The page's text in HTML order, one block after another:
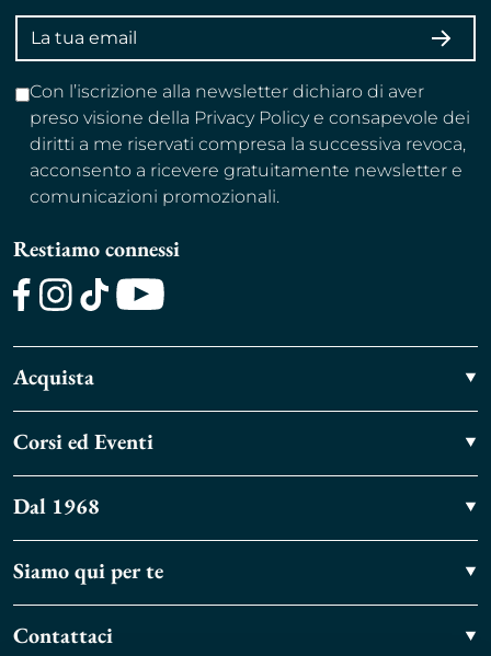
Indirizzo
email
Con l’iscrizione alla newsletter dichiaro di aver
preso visione della Privacy Policy e consapevole dei
diritti a me riservati compresa la successiva revoca,
acconsento a ricevere gratuitamente newsletter e
comunicazioni promozionali.
Restiamo connessi
Acquista
Corsi ed Eventi
Dal 1968
Siamo qui per te
Contattaci